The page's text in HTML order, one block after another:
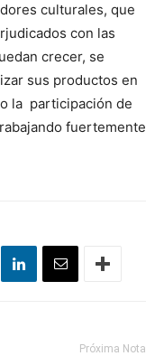
culturales, que
con las
crecer, se
sus productos en
la participación de
fuertemente
Próxima Nota